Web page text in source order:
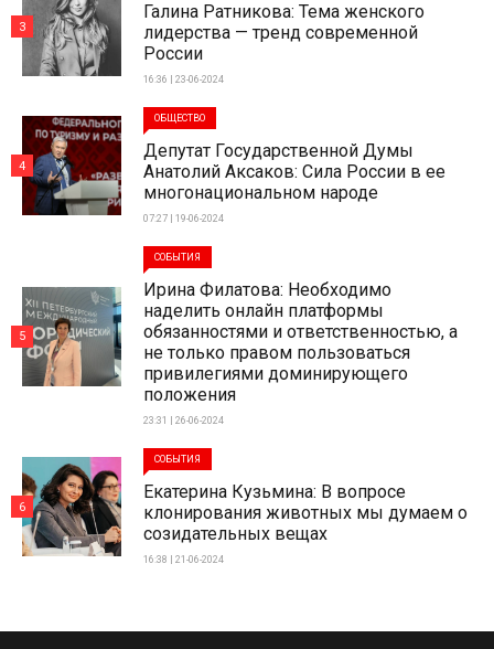
Галина Ратникова: Тема женского
лидерства — тренд современной
России
16:36 | 23-06-2024
3
ОБЩЕСТВО
Депутат Государственной Думы
Анатолий Аксаков: Сила России в ее
многонациональном народе
07:27 | 19-06-2024
4
СОБЫТИЯ
Ирина Филатова: Необходимо
наделить онлайн платформы
обязанностями и ответственностью, а
не только правом пользоваться
привилегиями доминирующего
положения
23:31 | 26-06-2024
5
СОБЫТИЯ
Екатерина Кузьмина: В вопросе
клонирования животных мы думаем о
созидательных вещах
16:38 | 21-06-2024
6